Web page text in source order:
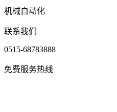
机械自动化
联系我们
0515-68783888
免费服务热线